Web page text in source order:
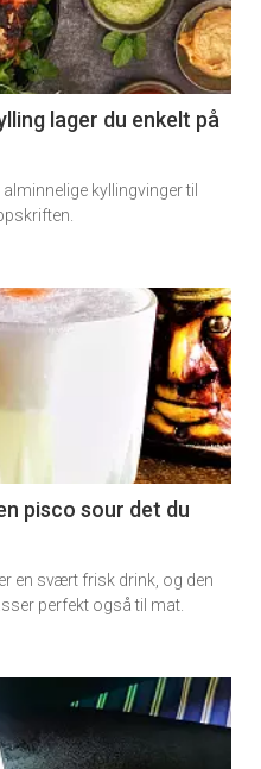
lager du enkelt på
kyllingvinger til
pisco sour det du
en svært frisk drink, og den
perfekt også til mat.